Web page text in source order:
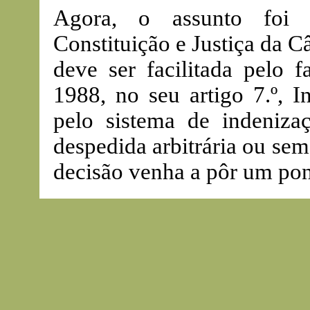
Agora, o assunto foi
Constituição e Justiça da
deve ser facilitada pelo
1988, no seu artigo 7.º,
pelo sistema de
despedida arbitrária ou
decisão venha a pôr um